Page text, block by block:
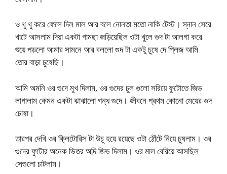
ও থু থু করে ফেলে দিল মাল আর বলে নোনতা মতো নাকি টেস্ট। স্নান সেরে
খাটে আসলাম দিয়া একটা গামছা জড়িয়েছিল ওটা খুলে গুদ টা আলগা করে
শুয়ে পড়লো আমার সামনে আর বললো গুদ টা একটু চুষে দে প্লিজ আমি
তোর বাড়া চুষেছি।
আমি অমনি ওর গুদে মুখ দিলাম, ওর গুদের চুল গুলো সরিয়ে ফুটোতে জিভ
লাগালাম কেমন একটা ঝাঝালো গন্ধ গুদে। জীবনে প্রথম কোনো মেয়ের গুদ
চোষা।
তারপর দেখি ওর ক্লিটোরিস টা উচু হয়ে রয়েছে ওটা ঠোঁটে নিয়ে চুষলাম। ওর
গুদের ফুটোর অনেক ভিতর অব্দি জিভ দিলাম। ওর মাল বেরিয়ে আসছিল
সেগুলো চাটলাম।